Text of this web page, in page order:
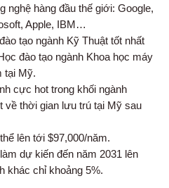
nghệ hàng đầu thế giới: Google,
Apple, IBM…
tạo ngành Kỹ Thuật tốt nhất
đào tạo ngành Khoa học máy
tại Mỹ.
cực hot trong khối ngành
về thời gian lưu trú tại Mỹ sau
lên tới $97,000/năm.
dự kiến đến năm 2031 lên
khác chỉ khoảng 5%.